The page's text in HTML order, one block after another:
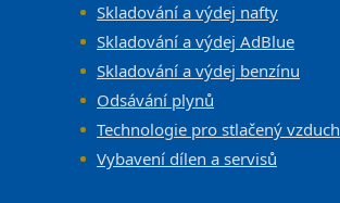
Skladování a výdej nafty
Skladování a výdej AdBlue
Skladování a výdej benzínu
Odsávání plynů
Technologie pro stlačený vzduch
Vybavení dílen a servisů